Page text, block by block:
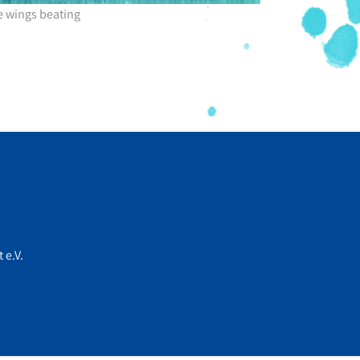
wings beating